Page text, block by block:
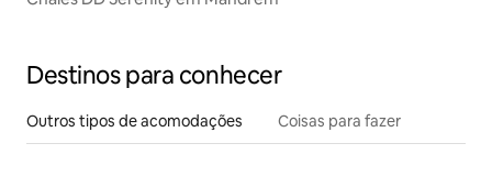
Destinos para conhecer
Outros tipos de acomodações Coisas para fazer